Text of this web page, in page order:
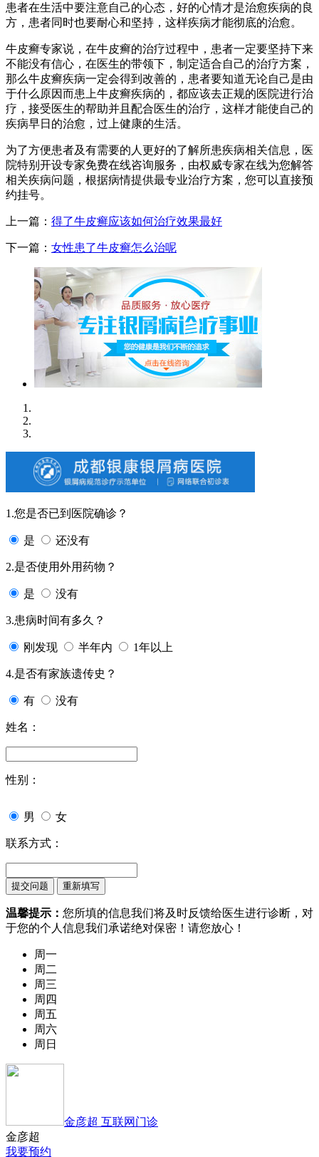
患者在生活中要注意自己的心态，好的心情才是治愈疾病的良
方，患者同时也要耐心和坚持，这样疾病才能彻底的治愈。
牛皮癣专家说，在牛皮癣的治疗过程中，患者一定要坚持下来
不能没有信心，在医生的带领下，制定适合自己的治疗方案，
那么牛皮癣疾病一定会得到改善的，患者要知道无论自己是由
于什么原因而患上牛皮癣疾病的，都应该去正规的医院进行治
疗，接受医生的帮助并且配合医生的治疗，这样才能使自己的
疾病早日的治愈，过上健康的生活。
为了方便患者及有需要的人更好的了解所患疾病相关信息，医
院特别开设专家免费在线咨询服务，由权威专家在线为您解答
相关疾病问题，根据病情提供最专业治疗方案，您可以直接预
约挂号。
上一篇： 得了牛皮癣应该如何治疗效果最好
下一篇： 女性患了牛皮癣怎么治呢
1.您是否已到医院确诊？
是 还没有
2.是否使用外用药物？
是 没有
3.患病时间有多久？
刚发现 半年内 1年以上
4.是否有家族遗传史？
有 没有
姓名：
性别：
男 女
联系方式：
温馨提示： 您所填的信息我们将及时反馈给医生进行诊断，对
于您的个人信息我们承诺绝对保密！请您放心！
周一
周二
周三
周四
周五
周六
周日
金彦超 互联网门诊
金彦超
我要预约